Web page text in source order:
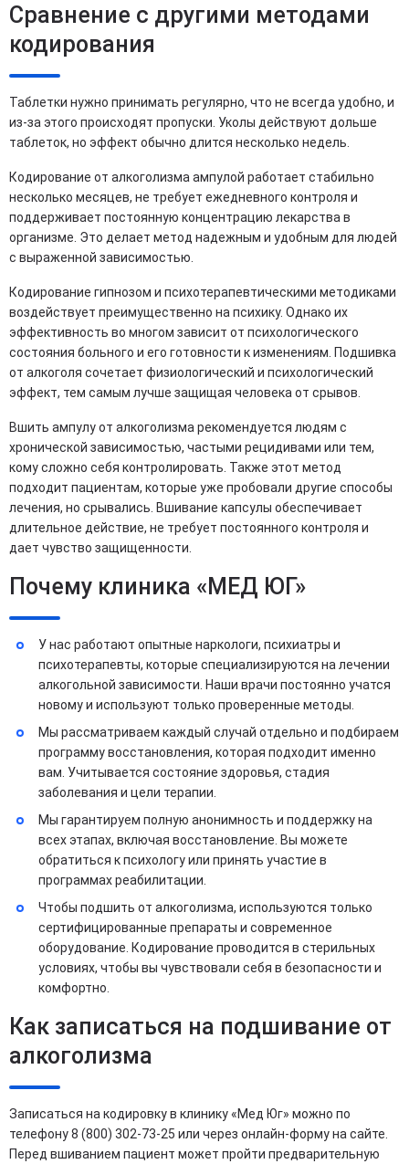
Сравнение с другими методами
кодирования
Таблетки нужно принимать регулярно, что не всегда удобно, и
из-за этого происходят пропуски. Уколы действуют дольше
таблеток, но эффект обычно длится несколько недель.
Кодирование от алкоголизма ампулой работает стабильно
несколько месяцев, не требует ежедневного контроля и
поддерживает постоянную концентрацию лекарства в
организме. Это делает метод надежным и удобным для людей
с выраженной зависимостью.
Кодирование гипнозом и психотерапевтическими методиками
воздействует преимущественно на психику. Однако их
эффективность во многом зависит от психологического
состояния больного и его готовности к изменениям. Подшивка
от алкоголя сочетает физиологический и психологический
эффект, тем самым лучше защищая человека от срывов.
Вшить ампулу от алкоголизма рекомендуется людям с
хронической зависимостью, частыми рецидивами или тем,
кому сложно себя контролировать. Также этот метод
подходит пациентам, которые уже пробовали другие способы
лечения, но срывались. Вшивание капсулы обеспечивает
длительное действие, не требует постоянного контроля и
дает чувство защищенности.
Почему клиника «МЕД ЮГ»
У нас работают опытные наркологи, психиатры и
психотерапевты, которые специализируются на лечении
алкогольной зависимости. Наши врачи постоянно учатся
новому и используют только проверенные методы.
Мы рассматриваем каждый случай отдельно и подбираем
программу восстановления, которая подходит именно
вам. Учитывается состояние здоровья, стадия
заболевания и цели терапии.
Мы гарантируем полную анонимность и поддержку на
всех этапах, включая восстановление. Вы можете
обратиться к психологу или принять участие в
программах реабилитации.
Чтобы подшить от алкоголизма, используются только
сертифицированные препараты и современное
оборудование. Кодирование проводится в стерильных
условиях, чтобы вы чувствовали себя в безопасности и
комфортно.
Как записаться на подшивание от
алкоголизма
Записаться на кодировку в клинику «Мед Юг» можно по
телефону 8 (800) 302-73-25 или через онлайн-форму на сайте.
Перед вшиванием пациент может пройти предварительную